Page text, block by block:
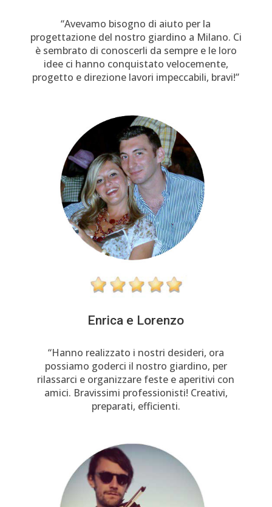
“Avevamo bisogno di aiuto per la
progettazione del nostro giardino a Milano. Ci
è sembrato di conoscerli da sempre e le loro
idee ci hanno conquistato velocemente,
progetto e direzione lavori impeccabili, bravi!”
Enrica e Lorenzo
“Hanno realizzato i nostri desideri, ora
possiamo goderci il nostro giardino, per
rilassarci e organizzare feste e aperitivi con
amici. Bravissimi professionisti! Creativi,
preparati, efficienti.